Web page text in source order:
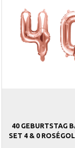
40 GEBURTSTAG
SET 4 & 0